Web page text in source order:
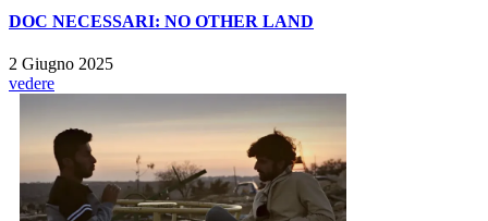
DOC NECESSARI: NO OTHER LAND
2 Giugno 2025
vedere